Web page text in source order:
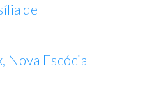
de
Nova Escócia